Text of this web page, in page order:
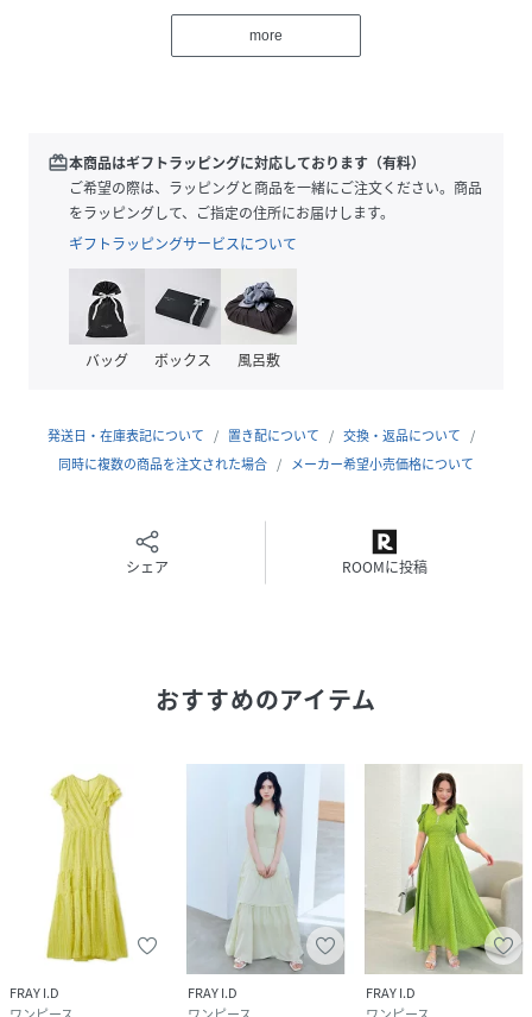
るカットソー生地でお作りしました。
ラフに転びすぎないように、落ち感のある風合いや、身体が
る1枚です。
色展開は全3色。ニュアンスたっぷりなBEG、知的なNVY、
配色を効かせたBLKからお選びいただけます。
軽やかな素材のため、BEGは透け感がございます。インナー
の着用をおすすめいたします。
※照明の関係により、実際よりも色味が違って見える場合が
あります。
さい。
商品の色味は、商品単品画像をご参照下さい。
品番
RU8156_FWCO262089
FWCO262089-Lb-33 RU8156
more
redeem本商品はギフトラッピングに対応しております（有料）
ご希望の際は、ラッピングと商品を一緒にご注文ください。商品
をラッピングして、ご指定の住所にお届けします。
ギフトラッピングサービスについて
バッグ ボックス 風呂敷
発送日・在庫表記について 置き配について
交換・返品について
同時に複数の商品を注文された場合
メーカー希望小売価格について
シェア ROOMに投稿
おすすめのアイテム
FRAY I.D
FRAY I.D
FRAY I.D